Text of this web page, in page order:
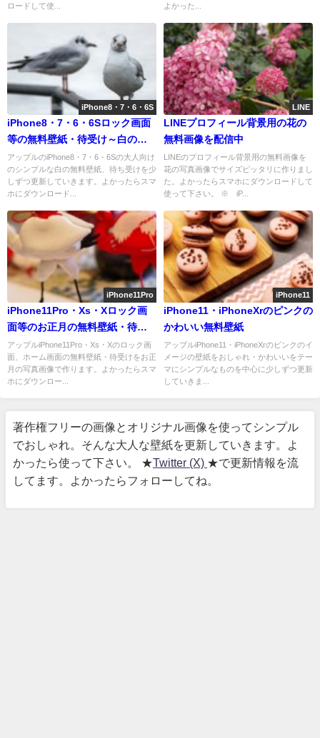
ロードして使...
よかった...
iPhone8・7・6・6S
iPhone8・7・6・6Sロック画面
等の無料壁紙・待受け～白の大
人シンプル画像～
アップルのiPhone8・7・6・6Sの大人向け
のシンプルな白の無料壁紙、待ち受けを少
しずつ更新していきます。よかったらスマ
ホにダウンロード...
LINE
LINEプロフィール背景用の花の
無料画像を配信中
LINEのプロフィール背景用の無料画像を
花の写真画像でサイズピッタリに作りまし
た。よかったらスマホにダウンロードして
使って下さい。 ※ iP...
iPhone11Pro
iPhone11Pro・Xs・Xロック画
面等のお正月の無料壁紙・待受
けを配信中
アップルiPhone11Pro・Xs・Xのロック画
面、ホーム画面の無料壁紙・待受けをお正
月の写真画像で作ります。よかったらスマ
ホにダウンロー...
iPhone11
iPhone11・iPhoneXrのピンクの
かわいい無料壁紙
アップルiPhone11・iPhoneXrのピンクのイ
メージの壁紙をおしゃれ・かわいいをテー
マにシンプルなものを中心に少しずつ更新
していきま...
著作権フリーの画像とオリジナル画像を使ってシンプル
でおしゃれ。そんな大人な壁紙を更新していきます。よ
かったら使って下さい。 ★Twitter (X) ★で更新情報を流
してます。よかったらフォローしてね。